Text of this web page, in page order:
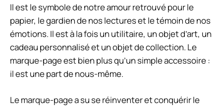
Il est le symbole de notre amour retrouvé pour le
papier, le gardien de nos lectures et le témoin de nos
émotions. Il est à la fois un utilitaire, un objet d’art, un
cadeau personnalisé et un objet de collection. Le
marque-page est bien plus qu’un simple accessoire :
il est une part de nous-même.
Le marque-page a su se réinventer et conquérir le